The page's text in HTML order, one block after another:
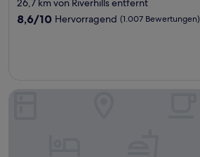
Unterkunft
8.6
8,6/10 Hervorragend (1.007 Bewertungen)
Hotel Chino